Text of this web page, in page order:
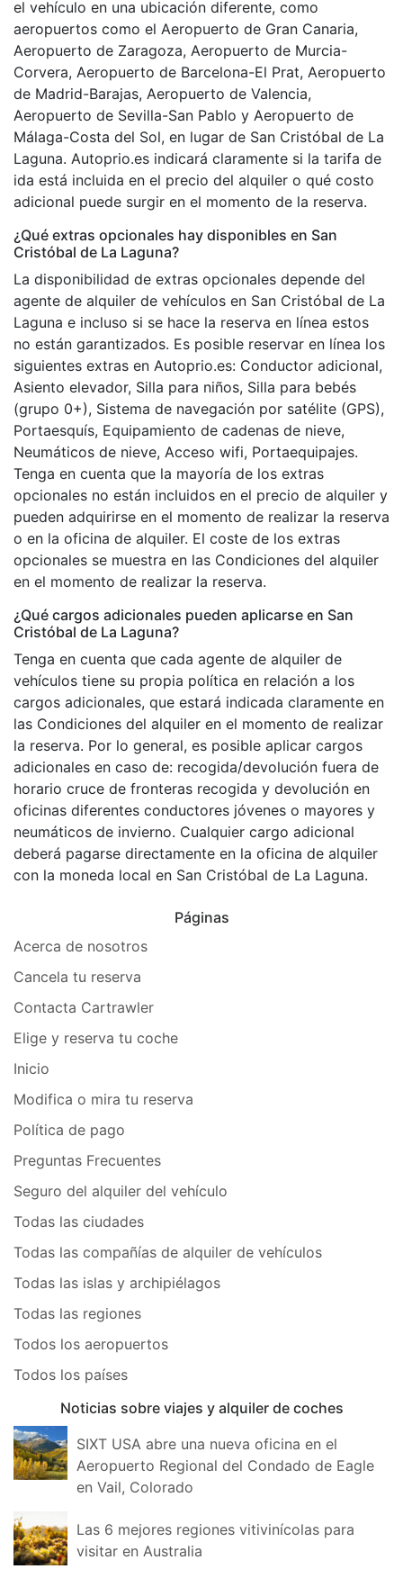
el vehículo en una ubicación diferente, como
aeropuertos como el Aeropuerto de Gran Canaria,
Aeropuerto de Zaragoza, Aeropuerto de Murcia-
Corvera, Aeropuerto de Barcelona-El Prat, Aeropuerto
de Madrid-Barajas, Aeropuerto de Valencia,
Aeropuerto de Sevilla-San Pablo y Aeropuerto de
Málaga-Costa del Sol, en lugar de San Cristóbal de La
Laguna. Autoprio.es indicará claramente si la tarifa de
ida está incluida en el precio del alquiler o qué costo
adicional puede surgir en el momento de la reserva.
¿Qué extras opcionales hay disponibles en San
Cristóbal de La Laguna?
La disponibilidad de extras opcionales depende del
agente de alquiler de vehículos en San Cristóbal de La
Laguna e incluso si se hace la reserva en línea estos
no están garantizados. Es posible reservar en línea los
siguientes extras en Autoprio.es: Conductor adicional,
Asiento elevador, Silla para niños, Silla para bebés
(grupo 0+), Sistema de navegación por satélite (GPS),
Portaesquís, Equipamiento de cadenas de nieve,
Neumáticos de nieve, Acceso wifi, Portaequipajes.
Tenga en cuenta que la mayoría de los extras
opcionales no están incluidos en el precio de alquiler y
pueden adquirirse en el momento de realizar la reserva
o en la oficina de alquiler. El coste de los extras
opcionales se muestra en las Condiciones del alquiler
en el momento de realizar la reserva.
¿Qué cargos adicionales pueden aplicarse en San
Cristóbal de La Laguna?
Tenga en cuenta que cada agente de alquiler de
vehículos tiene su propia política en relación a los
cargos adicionales, que estará indicada claramente en
las Condiciones del alquiler en el momento de realizar
la reserva. Por lo general, es posible aplicar cargos
adicionales en caso de: recogida/devolución fuera de
horario cruce de fronteras recogida y devolución en
oficinas diferentes conductores jóvenes o mayores y
neumáticos de invierno. Cualquier cargo adicional
deberá pagarse directamente en la oficina de alquiler
con la moneda local en San Cristóbal de La Laguna.
Páginas
Acerca de nosotros
Cancela tu reserva
Contacta Cartrawler
Elige y reserva tu coche
Inicio
Modifica o mira tu reserva
Política de pago
Preguntas Frecuentes
Seguro del alquiler del vehículo
Todas las ciudades
Todas las compañías de alquiler de vehículos
Todas las islas y archipiélagos
Todas las regiones
Todos los aeropuertos
Todos los países
Noticias sobre viajes y alquiler de coches
SIXT USA abre una nueva oficina en el
Aeropuerto Regional del Condado de Eagle
en Vail, Colorado
Las 6 mejores regiones vitivinícolas para
visitar en Australia